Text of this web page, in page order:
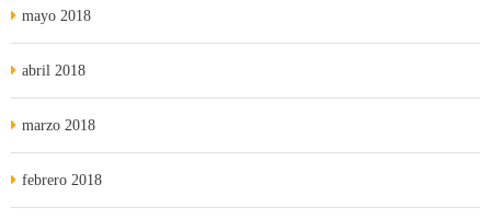
mayo 2018
abril 2018
marzo 2018
febrero 2018